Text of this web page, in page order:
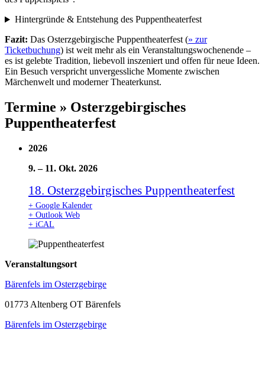
Hintergründe & Entstehung des Puppentheaterfest
Fazit: Das Osterzgebirgische Puppentheaterfest (» zur
Ticketbuchung) ist weit mehr als ein Veranstaltungswochenende –
es ist gelebte Tradition, liebevoll inszeniert und offen für neue Ideen.
Ein Besuch verspricht unvergessliche Momente zwischen
Märchenwelt und moderner Theaterkunst.
Termine » Osterzgebirgisches
Puppentheaterfest
2026
9.–11. Okt. 2026
18. Osterzgebirgisches Puppentheaterfest
+ Google Kalender
+ Outlook Web
+ iCAL
Veranstaltungsort
Bärenfels im Osterzgebirge
01773 Altenberg OT Bärenfels
Bärenfels im Osterzgebirge